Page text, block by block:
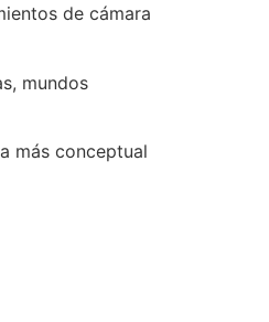
de cámara
mundos
más conceptual